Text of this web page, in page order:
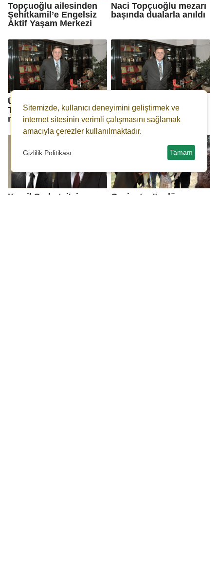
Topçuoğlu ailesinden
Şehitkamil’e Engelsiz
Aktif Yaşam Merkezi
Naci Topçuoğlu mezarı
başında dualarla anıldı
Ünverdi'den Naci
Topçuoğlu için anma
mesajı
Topçuoğlu anılacak
Kamil Şerbetçi'nin
Gaziantep'te dünyaya
Sitemizde, kullanıcı deneyimini geliştirmek ve
internet sitesinin verimli çalışmasını sağlamak
amacıyla çerezler kullanılmaktadır.
Gizlilik Politikası Tamam